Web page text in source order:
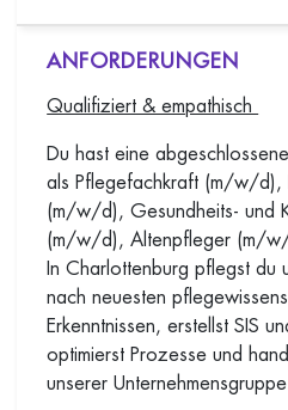
ANFORDERUNGEN
Qualifiziert & empathisch
Du hast eine
als Pflegefachkraft (m/w/d),
(m/w/d), Gesundheits- und
(m/w/d), Altenpfleger (m/w/
In Charlottenburg pflegst du
nach neuesten
Erkenntnissen, erstellst SIS
optimierst Prozesse und
unserer